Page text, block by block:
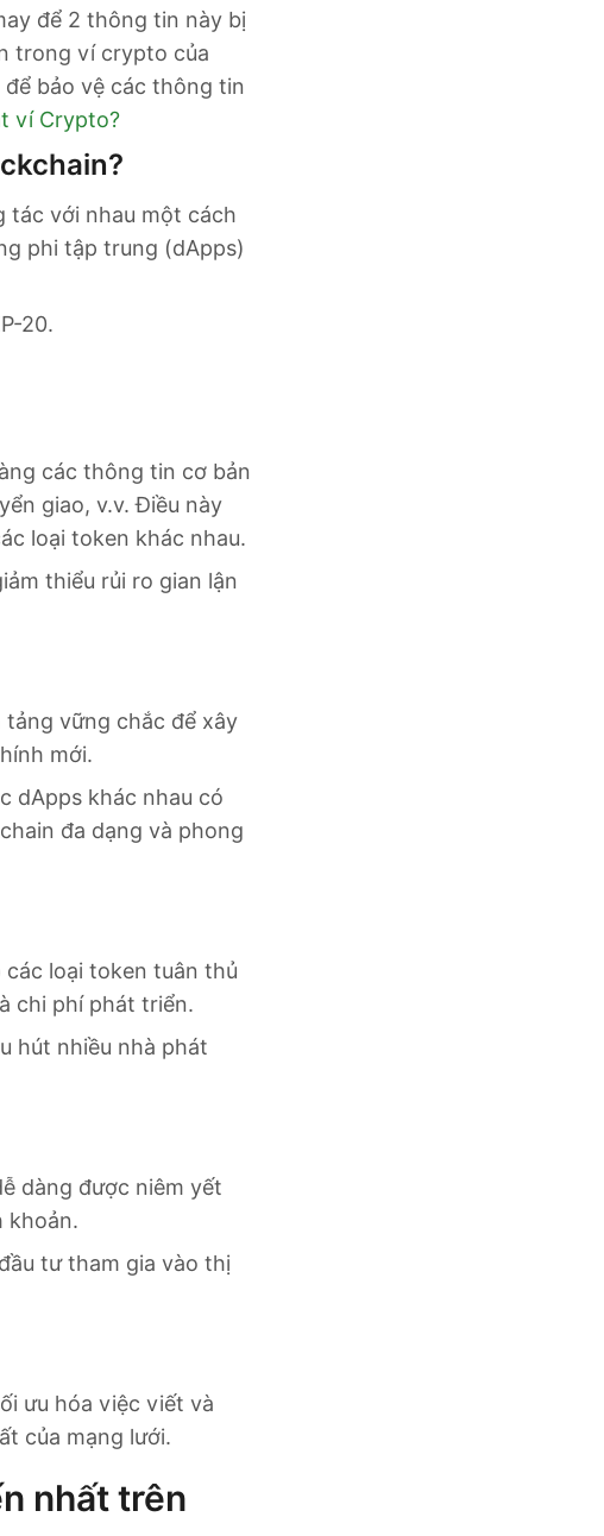
để 2 thông tin này bị
trong ví crypto của
bảo vệ các thông tin
ví Crypto?
tác với nhau một cách
phi tập trung (dApps)
20.
các thông tin cơ bản
giao, v.v. Điều này
loại token khác nhau.
thiểu rủi ro gian lận
vững chắc để xây
mới.
dApps khác nhau có
đa dạng và phong
loại token tuân thủ
chi phí phát triển.
hút nhiều nhà phát
dàng được niêm yết
khoản.
tư tham gia vào thị
ưu hóa việc viết và
của mạng lưới.
nhất trên